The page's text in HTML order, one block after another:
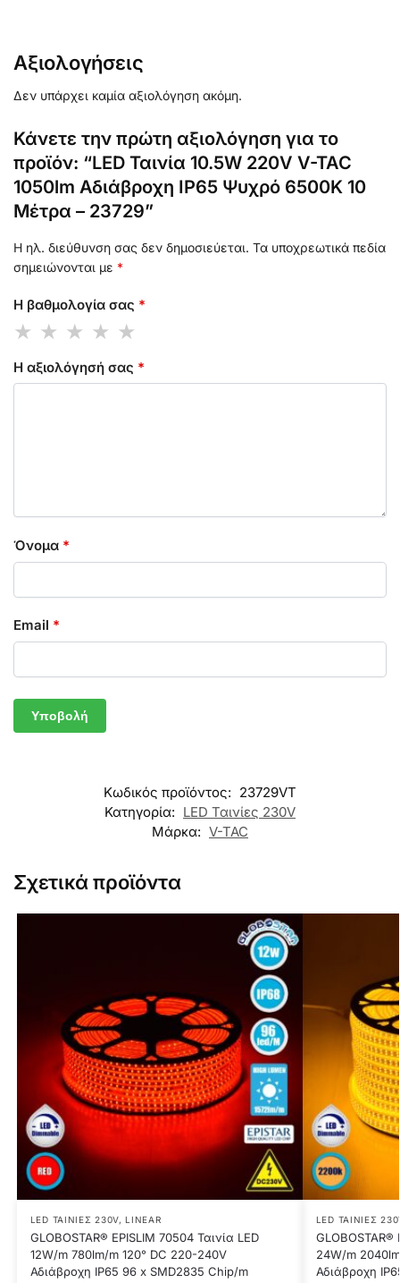
Αξιολογήσεις
Δεν υπάρχει καμία αξιολόγηση ακόμη.
Κάνετε την πρώτη αξιολόγηση για το
προϊόν: “LED Ταινία 10.5W 220V V-TAC
1050lm Αδιάβροχη IP65 Ψυχρό 6500K 10
Μέτρα – 23729”
Η ηλ. διεύθυνση σας δεν δημοσιεύεται. Τα υποχρεωτικά πεδία
σημειώνονται με *
Η βαθμολογία σας *
Η αξιολόγησή σας *
Όνομα *
Email *
Κωδικός προϊόντος: 23729VT
Κατηγορία: LED Ταινίες 230V
Μάρκα: V-TAC
Σχετικά προϊόντα
LED ΤΑΙΝΊΕΣ 230V, LINEAR
GLOBOSTAR® EPISLIM 70504 Ταινία LED
12W/m 780lm/m 120° DC 220-240V
Αδιάβροχη IP65 96 x SMD2835 Chip/m
LED ΤΑΙΝΊΕΣ
GLOBOSTAR®
24W/m
Αδιάβροχη